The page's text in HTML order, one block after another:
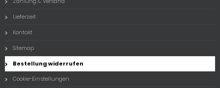
Lieferzeit
Kontakt
Sitemap
Bestellung widerrufen
Cookie-Einstellungen